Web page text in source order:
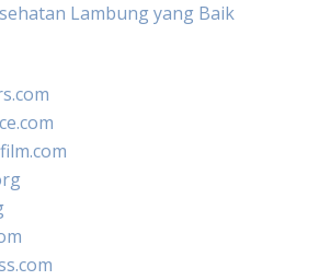
Lambung yang Baik